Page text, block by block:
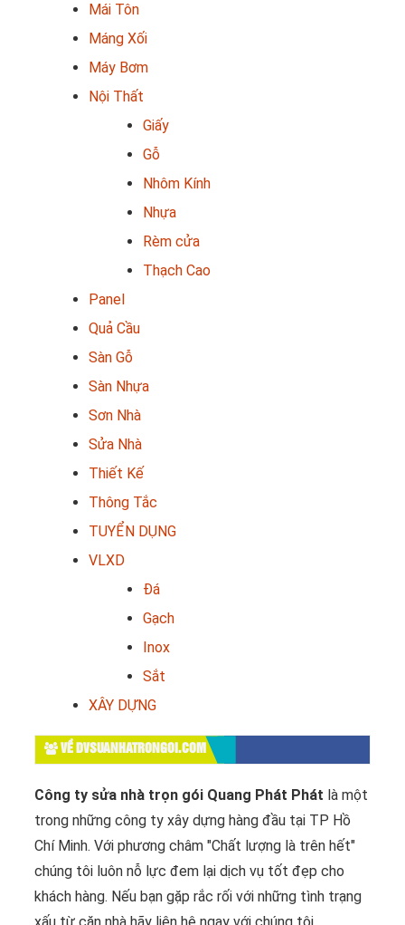
Mái Tôn
Máng Xối
Máy Bơm
Nội Thất
Giấy
Gỗ
Nhôm Kính
Nhựa
Rèm cửa
Thạch Cao
Panel
Quả Cầu
Sàn Gỗ
Sàn Nhựa
Sơn Nhà
Sửa Nhà
Thiết Kế
Thông Tắc
TUYỂN DỤNG
VLXD
Đá
Gạch
Inox
Sắt
XÂY DỰNG
VỀ DVSUANHATRONGOI.COM
Công ty sửa nhà trọn gói Quang Phát Phát là một
trong những công ty xây dựng hàng đầu tại TP Hồ
Chí Minh. Với phương châm "Chất lượng là trên hết"
chúng tôi luôn nỗ lực đem lại dịch vụ tốt đẹp cho
khách hàng. Nếu bạn gặp rắc rối với những tình trạng